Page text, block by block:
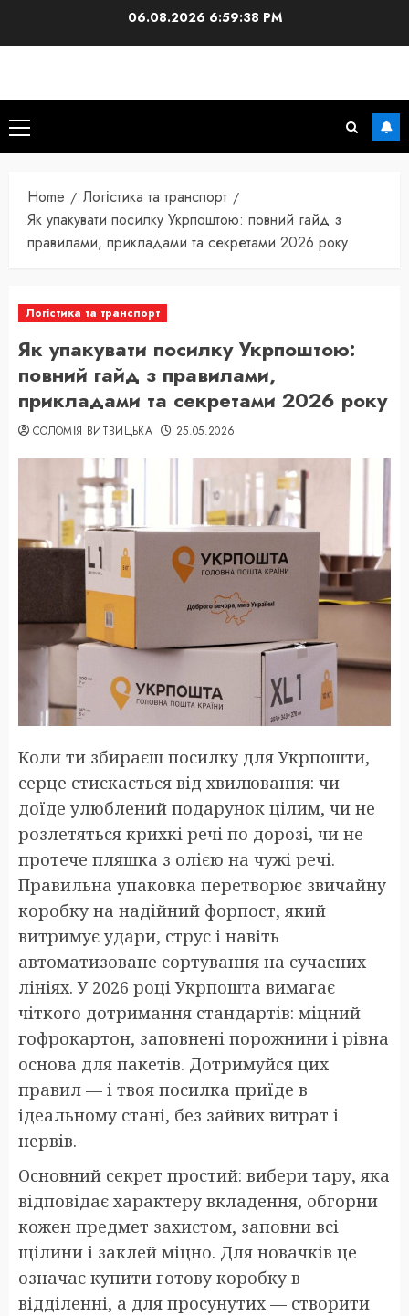
06.08.2026 6:59:39 PM
Primary
Menu
Home
Логістика та транспорт
Як упакувати посилку Укрпоштою: повний гайд з
правилами, прикладами та секретами 2026 року
Логістика та транспорт
Як упакувати посилку Укрпоштою:
повний гайд з правилами,
прикладами та секретами 2026 року
СОЛОМІЯ ВИТВИЦЬКА 25.05.2026
Коли ти збираєш посилку для Укрпошти,
серце стискається від хвилювання: чи
доїде улюблений подарунок цілим, чи не
розлетяться крихкі речі по дорозі, чи не
протече пляшка з олією на чужі речі.
Правильна упаковка перетворює звичайну
коробку на надійний форпост, який
витримує удари, струс і навіть
автоматизоване сортування на сучасних
лініях. У 2026 році Укрпошта вимагає
чіткого дотримання стандартів: міцний
гофрокартон, заповнені порожнини і рівна
основа для пакетів. Дотримуйся цих
правил — і твоя посилка приїде в
ідеальному стані, без зайвих витрат і
нервів.
Основний секрет простий: вибери тару, яка
відповідає характеру вкладення, обгорни
кожен предмет захистом, заповни всі
щілини і заклей міцно. Для новачків це
означає купити готову коробку в
відділенні, а для просунутих — створити